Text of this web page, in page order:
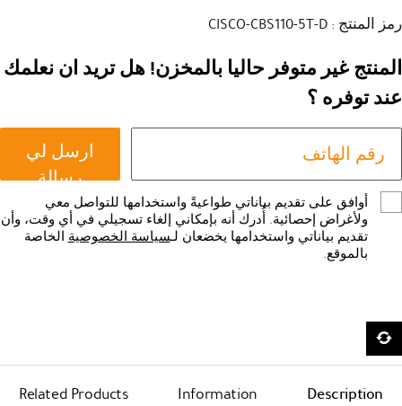
رمز المنتج : CISCO-CBS110-5T-D
المنتج غير متوفر حاليا بالمخزن! هل تريد ان نعلمك
عند توفره ؟
ارسل لي
رسالة
أوافق على تقديم بياناتي طواعيةً واستخدامها للتواصل معي
ولأغراض إحصائية. أُدرك أنه بإمكاني إلغاء تسجيلي في أي وقت، وأن
تقديم بياناتي واستخدامها يخضعان لـسياسة الخصوصية الخاصة
بالموقع.
Description
Information
Related Products